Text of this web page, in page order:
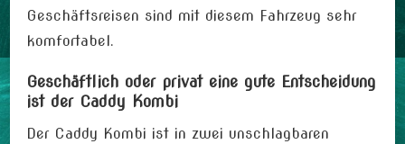
Geschäftsreisen sind mit diesem Fahrzeug sehr
komfortabel.
Geschäftlich oder privat eine gute Entscheidung
ist der Caddy Kombi
Der Caddy Kombi ist in zwei unschlagbaren